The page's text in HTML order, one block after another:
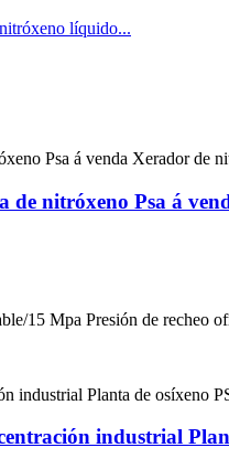
de nitróxeno Psa á
15 Mpa Presión de recheo
industrial